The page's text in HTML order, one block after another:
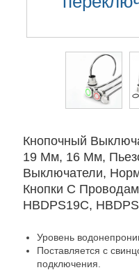
Кнопочный
19 Мм, 16 Мм,
Выключатели,
Кнопки С
HBDPS19C,
Уровень
Поставляется с
подключения.